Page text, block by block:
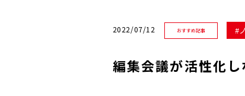
2022/07/12 おすすめ記事
編集会議が活性化